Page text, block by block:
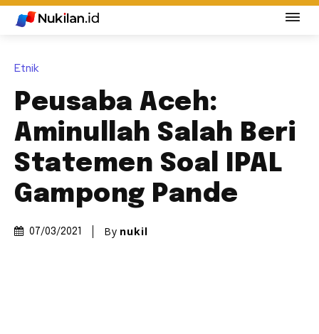
Etnik
Peusaba Aceh:
Aminullah Salah Beri
Statemen Soal IPAL
Gampong Pande
07/03/2021 By nukil